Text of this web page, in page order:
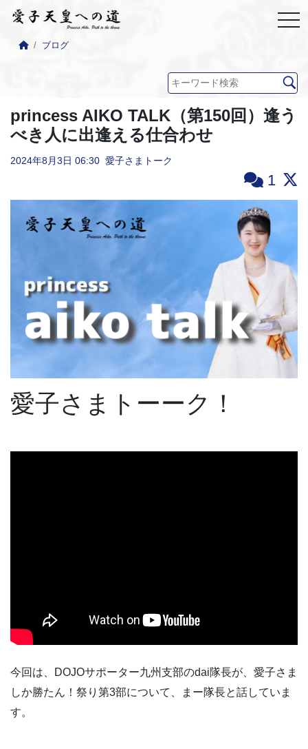
ブログ
princess AIKO TALK（第150回）逢う
べき人に出逢える仕合わせ
2024年8月3日 06:30 愛子さまトーク
1
愛子さまトーーク！
今回は、DOJOサポーター九州支部のdai隊長が、愛子さま
しか勝たん！祭り第3部について、まー隊長と話していま
す。